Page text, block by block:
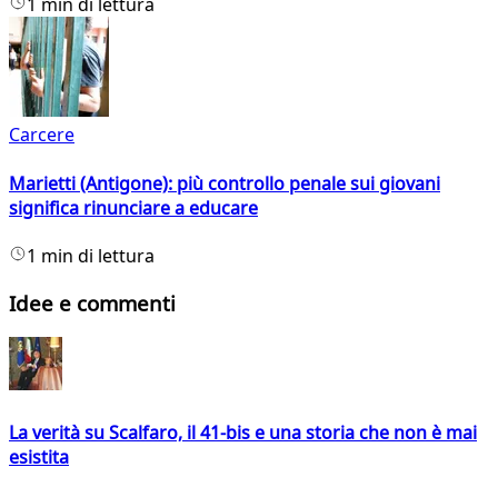
Carcere
Marietti (Antigone): più controllo penale sui giovani
significa rinunciare a educare
1 min di lettura
Idee e commenti
La verità su Scalfaro, il 41-bis e una storia che non è mai
esistita